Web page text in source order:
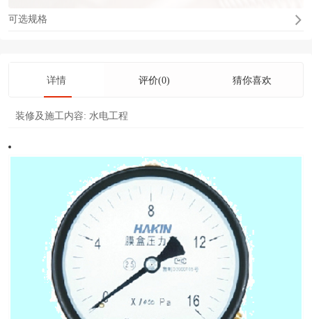
可选规格
详情 评价(0) 猜你喜欢
装修及施工内容: 水电工程